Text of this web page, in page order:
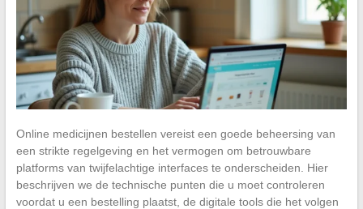
Online medicijnen bestellen vereist een goede beheersing van
een strikte regelgeving en het vermogen om betrouwbare
platforms van twijfelachtige interfaces te onderscheiden. Hier
beschrijven we de technische punten die u moet controleren
voordat u een bestelling plaatst, de digitale tools die het volgen